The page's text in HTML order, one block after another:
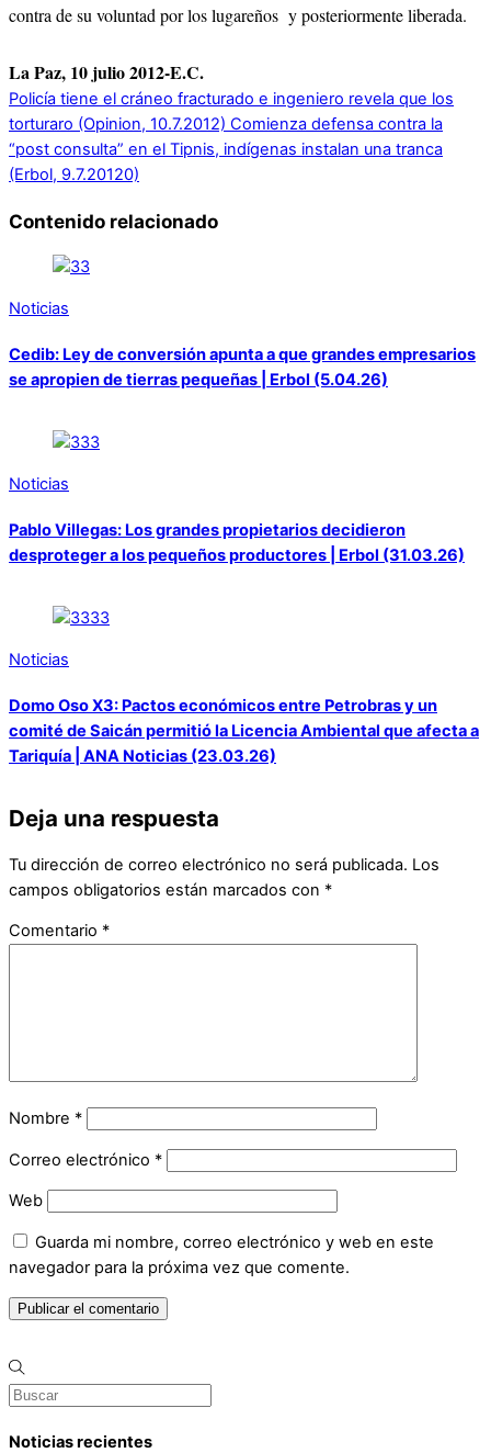
contra de su voluntad por los lugareños y posteriormente liberada.
La Paz, 10 julio 2012-E.C.
Policía tiene el cráneo fracturado e ingeniero revela que los
torturaro (Opinion, 10.7.2012) Comienza defensa contra la
“post consulta” en el Tipnis, indígenas instalan una tranca
(Erbol, 9.7.20120)
Contenido relacionado
Noticias
Cedib: Ley de conversión apunta a que grandes empresarios
se apropien de tierras pequeñas | Erbol (5.04.26)
Noticias
Pablo Villegas: Los grandes propietarios decidieron
desproteger a los pequeños productores | Erbol (31.03.26)
Noticias
Domo Oso X3: Pactos económicos entre Petrobras y un
comité de Saicán permitió la Licencia Ambiental que afecta a
Tariquía | ANA Noticias (23.03.26)
Deja una respuesta
Tu dirección de correo electrónico no será publicada. Los
campos obligatorios están marcados con *
Comentario *
Nombre *
Correo electrónico *
Web
Guarda mi nombre, correo electrónico y web en este
navegador para la próxima vez que comente.
Noticias recientes